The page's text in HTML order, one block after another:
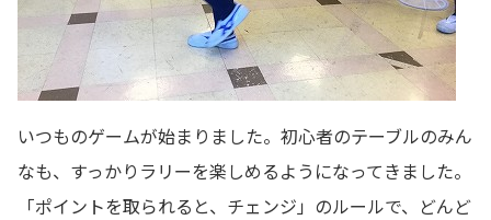
いつものゲームが始まりました。初心者のテーブルのみん
なも、すっかりラリーを楽しめるようになってきました。
「ポイントを取られると、チェンジ」のルールで、どんど